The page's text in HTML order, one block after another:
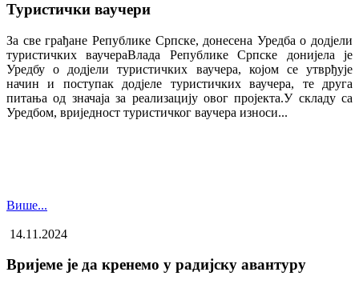
Туристички ваучери
За све грађане Републике Српске, донесена Уредба о додјели
туристичких ваучера​Влада Републике Српске донијела је
Уредбу о додјели туристичких ваучера, којом се утврђује
начин и поступак додјеле туристичких ваучера, те друга
питања од значаја за реализацију овог пројекта.У складу са
Уредбом, вриједност туристичког ваучера износи...
Више...
14.11.2024
Вријеме је да кренемо у радијску авантуру